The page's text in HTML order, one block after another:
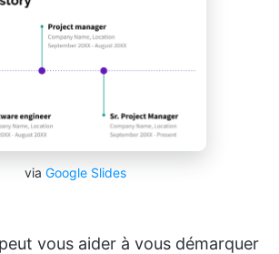
via Google Slides
vous aider à vous démarquer